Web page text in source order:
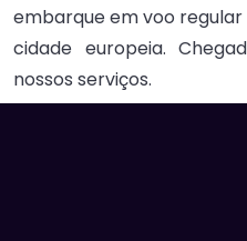
embarque em voo
cidade europeia.
nossos serviços.